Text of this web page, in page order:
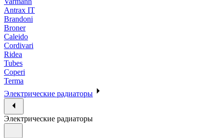
Antrax IT
Brandoni
Broner
Caleido
Cordivari
Ridea
Tubes
Coperi
Terma
Электрические радиаторы
Электрические радиаторы